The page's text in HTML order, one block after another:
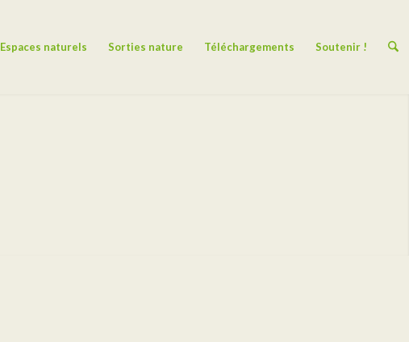
Espaces naturels Sorties nature Téléchargements Soutenir !